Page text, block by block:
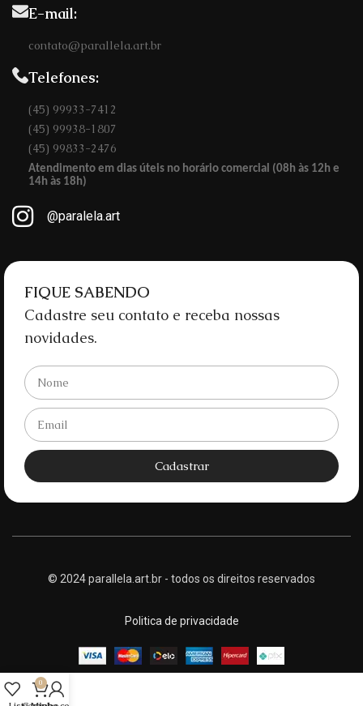
E-mail:
contato@parallela.art.br
Telefones:
(45) 99933-7412
(45) 99938-1807
(45) 99833-2476
Atendimento em dias úteis no horário comercial (08h às 12h e
14h às 18h)
@paralela.art
FIQUE SABENDO
Cadastre seu contato e receba nossas
novidades.
Cadastrar
© 2024 parallela.art.br - todos os direitos reservados
Politica de privacidade
0